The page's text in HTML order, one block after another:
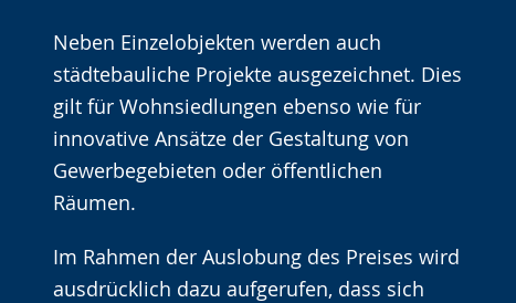
Neben Einzelobjekten werden auch
städtebauliche Projekte ausgezeichnet. Dies
gilt für Wohnsiedlungen ebenso wie für
innovative Ansätze der Gestaltung von
Gewerbegebieten oder öffentlichen
Räumen.
Im Rahmen der Auslobung des Preises wird
ausdrücklich dazu aufgerufen, dass sich